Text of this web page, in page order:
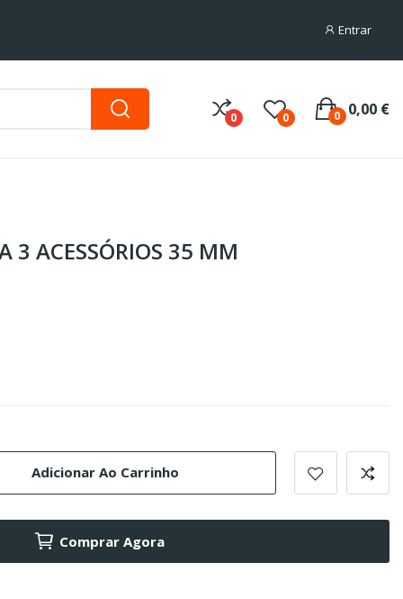
Entrar
0 0 0,00 €
0
3 ACESSÓRIOS 35 MM
Adicionar Ao Carrinho
Comprar Agora